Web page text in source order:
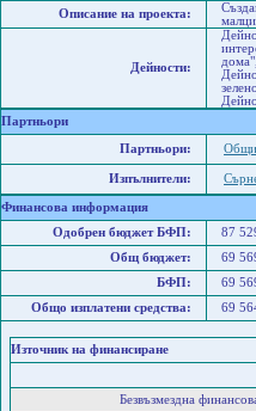
Описание на проекта:
Дейности:
Партньори
Партньори:
Изпълнители:
Финансова информация
Одобрен бюджет БФП:
87
Общ бюджет:
69
БФП:
69
Общо изплатени средства:
69
Източник на финансиране
Безвъзмездна